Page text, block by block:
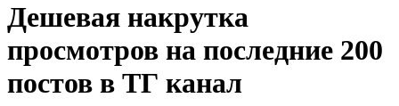
Дешевая накрутка
просмотров на последние 200
постов в ТГ канал